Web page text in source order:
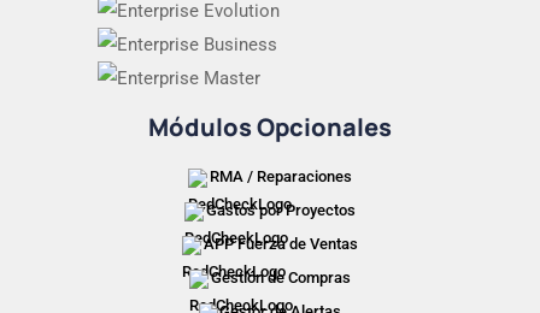
Módulos Opcionales
RMA / Reparaciones
Gastos por Proyectos
APP Fuerza de Ventas
Gestión de Compras